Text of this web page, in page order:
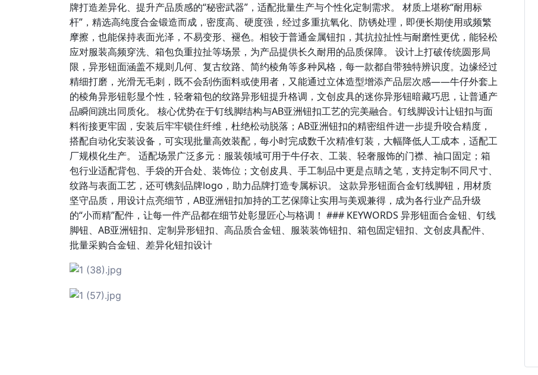
牌打造差异化、提升产品质感的“秘密武器”，适配批量生产与个性化定制需求。 材质上堪称“耐用标
杆”，精选高纯度合金锻造而成，密度高、硬度强，经过多重抗氧化、防锈处理，即便长期使用或频繁
摩擦，也能保持表面光泽，不易变形、褪色。相较于普通金属钮扣，其抗拉扯性与耐磨性更优，能轻松
应对服装高频穿洗、箱包负重拉扯等场景，为产品提供长久耐用的品质保障。 设计上打破传统圆形局
限，异形钮面涵盖不规则几何、复古纹路、简约棱角等多种风格，每一款都自带独特辨识度。边缘经过
精细打磨，光滑无毛刺，既不会刮伤面料或使用者，又能通过立体造型增添产品层次感——牛仔外套上
的棱角异形钮彰显个性，轻奢箱包的纹路异形钮提升格调，文创皮具的迷你异形钮暗藏巧思，让普通产
品瞬间跳出同质化。 核心优势在于钉线脚结构与AB亚洲钮扣工艺的完美融合。钉线脚设计让钮扣与面
料衔接更牢固，安装后牢牢锁住纤维，杜绝松动脱落；AB亚洲钮扣的精密组件进一步提升咬合精度，
搭配自动化安装设备，可实现批量高效装配，每小时完成数千次精准钉装，大幅降低人工成本，适配工
厂规模化生产。 适配场景广泛多元：服装领域可用于牛仔衣、工装、轻奢服饰的门襟、袖口固定；箱
包行业适配背包、手袋的开合处、装饰位；文创皮具、手工制品中更是点睛之笔，支持定制不同尺寸、
纹路与表面工艺，还可镌刻品牌logo，助力品牌打造专属标识。 这款异形钮面合金钉线脚钮，用材质
坚守品质，用设计点亮细节，AB亚洲钮扣加持的工艺保障让实用与美观兼得，成为各行业产品升级
的“小而精”配件，让每一件产品都在细节处彰显匠心与格调！ ### KEYWORDS 异形钮面合金钮、钉线
脚钮、AB亚洲钮扣、定制异形钮扣、高品质合金钮、服装装饰钮扣、箱包固定钮扣、文创皮具配件、
批量采购合金钮、差异化钮扣设计